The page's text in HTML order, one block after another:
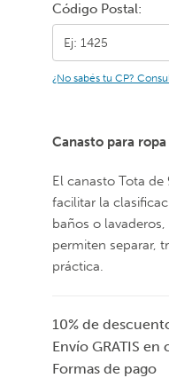
condimentos
Caddy
115.000
Código Postal:
¿No sabés tu CP?
Canasto para
El canasto Tota
facilitar la
baños o
permiten separar,
práctica.
10% de
Envío GRATIS
Formas de pago